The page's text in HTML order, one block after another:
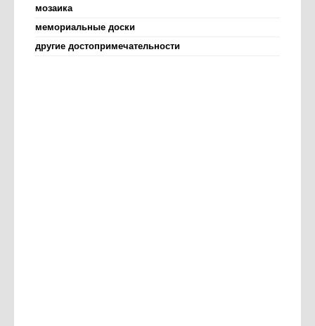
мозаика
мемориальные доски
другие достопримечательности